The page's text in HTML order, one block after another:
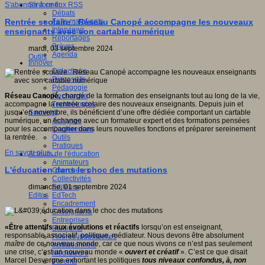
S'informer
Débats
Faits marquants
Interviews
Reportages
Brèves
Agenda
Innover
Didactique
Dispositifs
Pédagogie
Recherche
Technologies
Savoir(s)
Analyses
Conférences
Outils
Pratiques
Acteurs de l'éducation
Animateurs
Chercheurs
Collectivités
Editeurs
EdTech
Encadrement
Enseignants
Entreprises
Etudiants
Filières industrielles
Institutionnels
Médiateurs
Parents
S'abonner à ce flux RSS
Rentrée scolaire : Réseau Canopé accompagne les nouveaux
enseignants avec son cartable numérique
mardi, 03 septembre 2024
Outils
Réseau Canopé,chargé de la formation des enseignants tout au long de la vie,
accompagne la rentrée scolaire des nouveaux enseignants. Depuis juin et
jusqu’en novembre, ils bénéficient d’une offre dédiée comportant un cartable
numérique, un échange avec un formateur expert et des formations pensées
pour les accompagner dans leurs nouvelles fonctions et préparer sereinement
la rentrée.
En savoir plus...
L'éducation dans le choc des mutations
dimanche, 01 septembre 2024
Editos
« Être attentifs aux évolutions et réactifs lorsqu’on est enseignant,
responsable associatif, politique, médiateur. Nous devons être absolument
maître de ce nouveau monde, car ce que nous vivons ce n’est pas seulement
une crise, c’est un nouveau monde « ouvert et créatif». C’est ce que disait
Marcel Desvergne exhortant les politiques tous niveaux confondus, à, non